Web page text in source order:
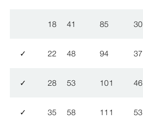
18 41 85 30
✓ 22 48 94 37
✓ 28 53 101 46
✓ 35 58 111 53